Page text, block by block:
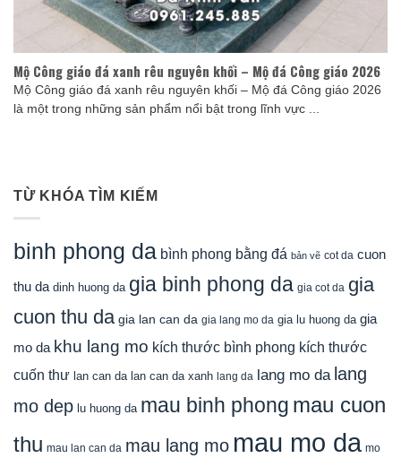
Mộ Công giáo đá xanh rêu nguyên khối – Mộ đá Công giáo 2026
Mộ Công giáo đá xanh rêu nguyên khối – Mộ đá Công giáo 2026
là một trong những sản phẩm nổi bật trong lĩnh vực ...
TỪ KHÓA TÌM KIẾM
binh phong da bình phong bằng đá bản vẽ cot da cuon
thu da dinh huong da gia binh phong da gia cot da gia
cuon thu da gia lan can da gia lang mo da gia lu huong da gia
mo da khu lang mo kích thước bình phong kích thước
cuốn thư lan can da lan can da xanh lang da lang mo da lang
mo dep lu huong da mau binh phong mau cuon
thu mau lan can da mau lang mo mau mo da mo